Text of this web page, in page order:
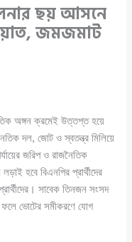
ছয় আসনে
জমজমাট
অঙ্গন ক্রমেই উত্তপ্ত হয়ে
দল, জোট ও স্বতন্ত্র মিলিয়ে
জরিপ ও রাজনৈতিক
হবে বিএনপির প্রার্থীদের
সাবেক তিনজন সংসদ
ফলে ভোটের সমীকরণে যোগ